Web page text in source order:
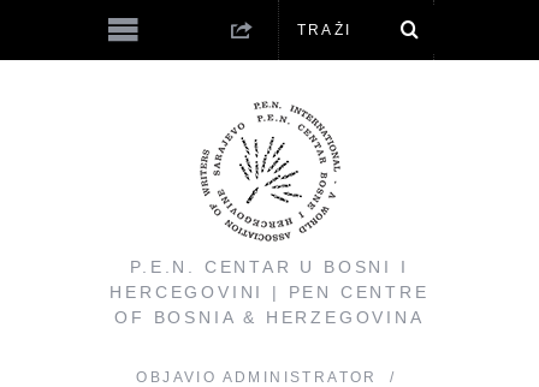
P.E.N. CENTAR U BOSNI I
HERCEGOVINI | PEN CENTRE
OF BOSNIA & HERZEGOVINA
OBJAVIO ADMINISTRATOR